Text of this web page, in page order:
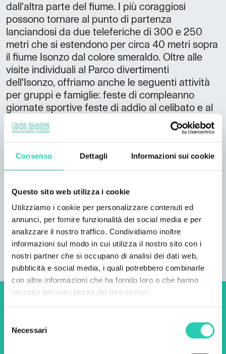
Consenso Dettagli Informazioni sui cookie
Questo sito web utilizza i cookie
Utilizziamo i cookie per personalizzare contenuti ed
annunci, per fornire funzionalità dei social media e per
analizzare il nostro traffico. Condividiamo inoltre
informazioni sul modo in cui utilizza il nostro sito con i
nostri partner che si occupano di analisi dei dati web,
pubblicità e social media, i quali potrebbero combinarle
con altre informazioni che ha fornito loro o che hanno
raccolto dal suo utilizzo dei loro servizi.
delNecessari
dall'altra parte del fiume. I più coraggiosi
possono tornare al punto di partenza
lanciandosi da due teleferiche di 300 e 250
metri che si estendono per circa 40 metri sopra
il fiume Isonzo dal colore smeraldo. Oltre alle
visite individuali al Parco divertimenti
dell'Isonzo, offriamo anche le seguenti attività
per gruppi e famiglie: feste di compleanno
giornate sportive feste di addio al celibato e al
nubilato team building programmi per famiglie
avventure ciclistiche programmi su misura
giochi tattici di laser tag per diversi gruppi A
seconda delle condizioni climatiche, l'attività
può essere svolta quasi tutto l'anno. Siamo a
qualsiasi momento, condizioni meteorologiche
permettendo.
Non perderti i prossimi
eventi! Iscriviti alla
newsletter di GO! 2025 per